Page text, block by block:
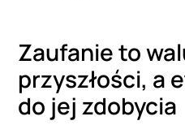
Zaufanie to
przyszłości, a
do jej zdobycia